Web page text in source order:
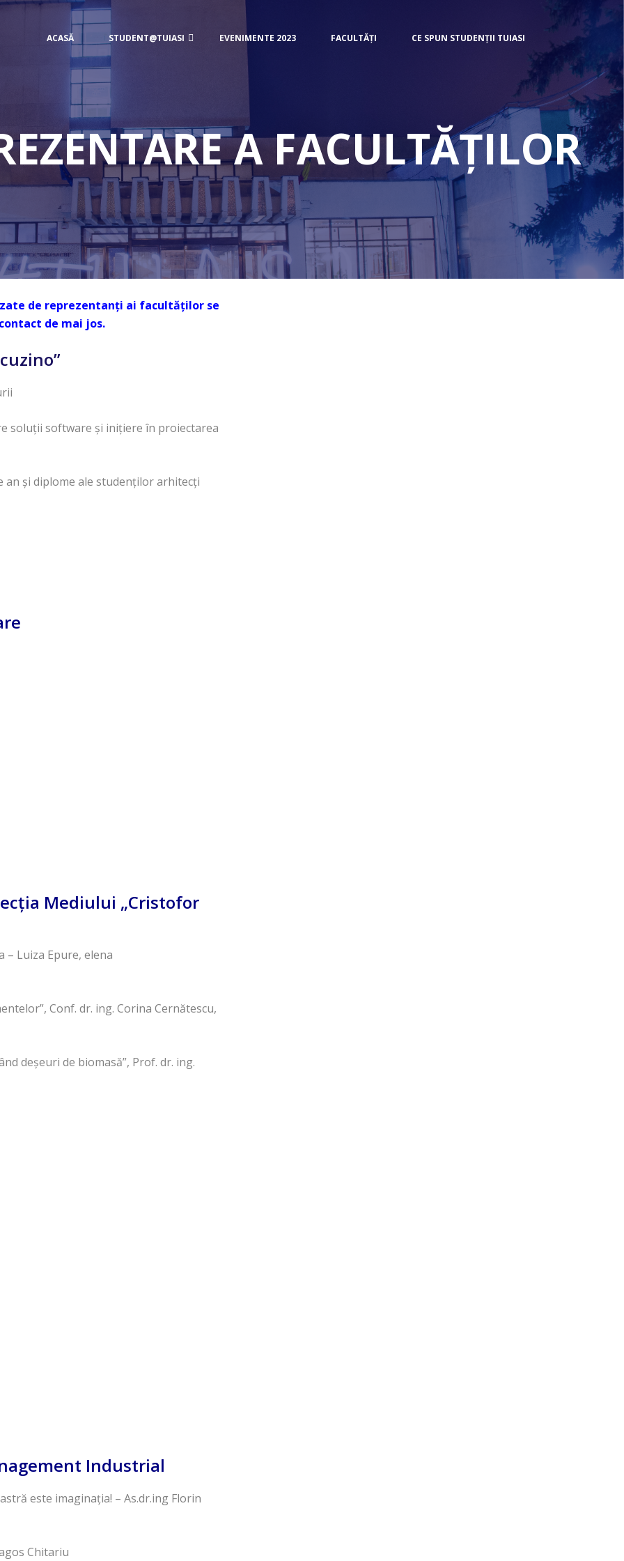
ACASĂ STUDENT@TUIASI EVENIMENTE 2023 FACULTĂȚI CE SPUN STUDENȚII TUIASI
A FACULTĂȚILOR
de reprezentanți ai facultăților se
de mai jos.
soluții software și inițiere în proiectarea
an și diplome ale studenților arhitecți
Mediului „Cristofor
– Luiza Epure, elena
Conf. dr. ing. Corina Cernătescu,
deșeuri de biomasă”, Prof. dr. ing.
Industrial
este imaginația! – As.dr.ing Florin
Chitariu